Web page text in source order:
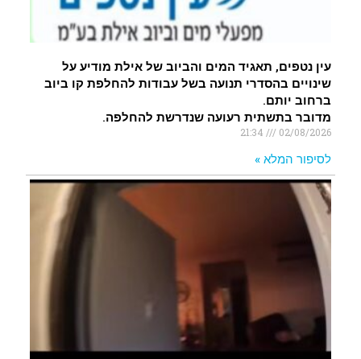
עין נטפים, תאגיד המים והביוב של אילת מודיע על
שינויים בהסדרי תנועה בשל עבודות להחלפת קו ביוב
ברחוב יותם.
מדובר בתשתית רעועה שנדרשת להחלפה.
02/08/2026
לסיפור המלא »